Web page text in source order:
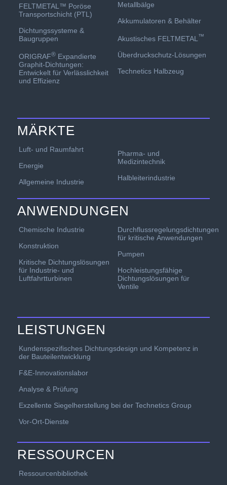
FELTMETAL™ Poröse
Transportschicht (PTL)
Dichtungssysteme &
Baugruppen
ORIGRAF®Expandierte
Graphit-Dichtungen:
Entwickelt für Verlässlichkeit
und Effizienz
Metallbälge
Akkumulatoren & Behälter
Akustisches FELTMETAL ™
Überdruckschutz-Lösungen
Technetics Halbzeug
MÄRKTE
Luft- und Raumfahrt
Energie
Allgemeine Industrie
Pharma- und
Medizintechnik
Halbleiterindustrie
ANWENDUNGEN
Chemische Industrie
Konstruktion
Kritische Dichtungslösungen
für Industrie- und
Luftfahrtturbinen
Durchflussregelungsdichtungen
für kritische Anwendungen
Pumpen
Hochleistungsfähige
Dichtungslösungen für
Ventile
LEISTUNGEN
Kundenspezifisches Dichtungsdesign und Kompetenz in
der Bauteilentwicklung
F&E-Innovationslabor
Analyse & Prüfung
Exzellente Siegelherstellung bei der Technetics Group
Vor-Ort-Dienste
RESSOURCEN
Ressourcenbibliothek